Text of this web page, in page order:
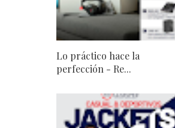
Lo práctico hace la
perfección - Re...